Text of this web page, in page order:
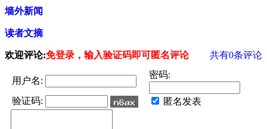
墙外新闻
读者文摘
欢迎评论:免登录，输入验证码即可匿名评论 共有0条评论
用户名:
密码:
验证码: 匿名发表